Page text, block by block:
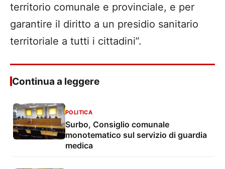
territorio comunale e provinciale, e per
garantire il diritto a un presidio sanitario
territoriale a tutti i cittadini”.
Continua a leggere
POLITICA
Surbo, Consiglio comunale
monotematico sul servizio di guardia
medica